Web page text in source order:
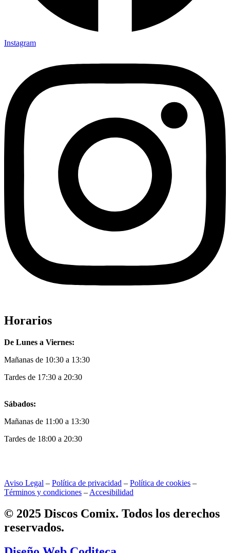
Instagram
Horarios
De Lunes a Viernes:
Mañanas de 10:30 a 13:30
Tardes de 17:30 a 20:30
Sábados:
Mañanas de 11:00 a 13:30
Tardes de 18:00 a 20:30
Aviso Legal – Política de privacidad – Política de cookies –
Términos y condiciones – Accesibilidad
© 2025 Discos Comix. Todos los derechos
reservados.